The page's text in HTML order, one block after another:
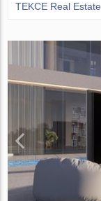
TEKCE Real Estate